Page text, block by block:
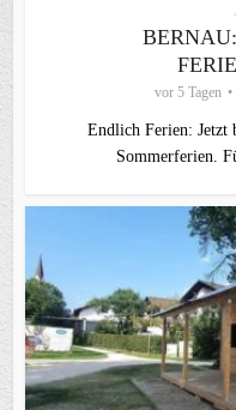
vor 5 Tagen
Endlich Ferien: Jetzt
Sommerferien.